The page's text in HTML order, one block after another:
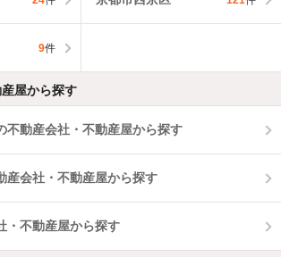
9件
屋から探す
不動産会社・不動産屋から探す
産会社・不動産屋から探す
・不動産屋から探す